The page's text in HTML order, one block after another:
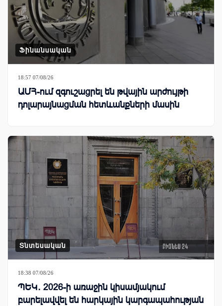
Ֆինանսական
18:57 07/08/26
ԱՄՀ-ում զգուշացրել են թվային արժույթի
դոլարայնացման հետևանքների մասին
Տնտեսական
18:38 07/08/26
ՊԵԿ․ 2026-ի առաջին կիսամյակում
բարելավվել են հարկային կարգապահության